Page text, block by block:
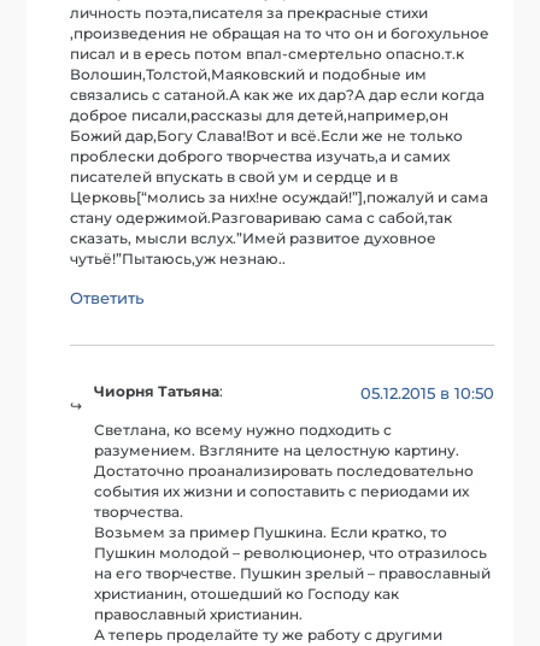
личность поэта,писателя за прекрасные стихи
,произведения не обращая на то что он и богохульное
писал и в ересь потом впал-смертельно опасно.т.к
Волошин,Толстой,Маяковский и подобные им
связались с сатаной.А как же их дар?А дар если когда
доброе писали,рассказы для детей,например,он
Божий дар,Богу Слава!Вот и всё.Если же не только
проблески доброго творчества изучать,а и самих
писателей впускать в свой ум и сердце и в
Церковь[“молись за них!не осуждай!”],пожалуй и сама
стану одержимой.Разговариваю сама с сабой,так
сказать, мысли вслух.”Имей развитое духовное
чутьё!”Пытаюсь,уж незнаю..
Ответить
Чиорня Татьяна: 05.12.2015 в 10:50
Светлана, ко всему нужно подходить с
разумением. Взгляните на целостную картину.
Достаточно проанализировать последовательно
события их жизни и сопоставить с периодами их
творчества.
Возьмем за пример Пушкина. Если кратко, то
Пушкин молодой – революционер, что отразилось
на его творчестве. Пушкин зрелый – православный
христианин, отошедший ко Господу как
православный христианин.
А теперь проделайте ту же работу с другими